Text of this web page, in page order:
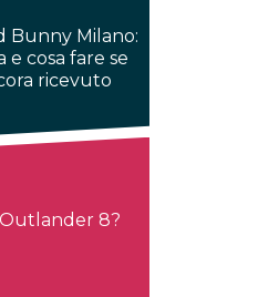
Bunny Milano:
cosa fare se
ricevuto
8?